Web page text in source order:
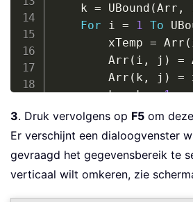
    k
= UBound (Arr ,
For i = 1 To
        xTemp
= Arr (
        Arr
( i , j ) =
        Arr
( k , j ) =
        k
= k - 1
Next
Next
WorkRng
Formula
End
Sub
3. Druk vervolgens op F5 om
Er verschijnt een dialoogvenster
gevraagd het gegevensbereik te
verticaal wilt omkeren, zie